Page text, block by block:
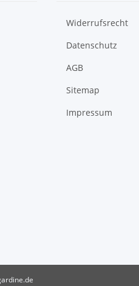
Widerrufsrecht
Datenschutz
AGB
Sitemap
Impressum